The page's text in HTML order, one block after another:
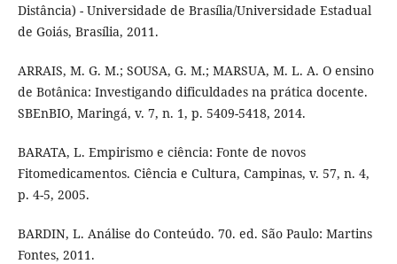
Distância) - Universidade de Brasília/Universidade Estadual
de Goiás, Brasília, 2011.
ARRAIS, M. G. M.; SOUSA, G. M.; MARSUA, M. L. A. O ensino
de Botânica: Investigando dificuldades na prática docente.
SBEnBIO, Maringá, v. 7, n. 1, p. 5409-5418, 2014.
BARATA, L. Empirismo e ciência: Fonte de novos
Fitomedicamentos. Ciência e Cultura, Campinas, v. 57, n. 4,
p. 4-5, 2005.
BARDIN, L. Análise do Conteúdo. 70. ed. São Paulo: Martins
Fontes, 2011.